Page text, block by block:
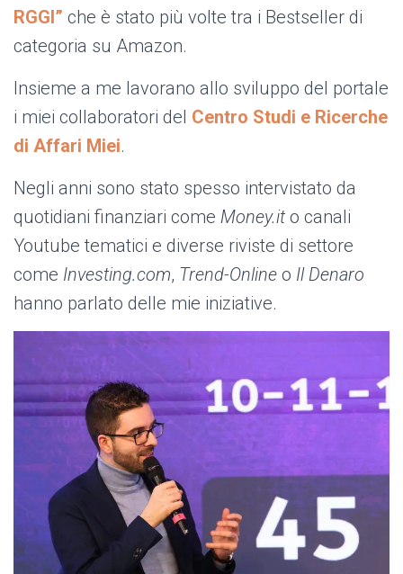
RGGI” che è stato più volte tra i Bestseller di
categoria su Amazon.
Insieme a me lavorano allo sviluppo del portale
i miei collaboratori del Centro Studi e Ricerche
di Affari Miei.
Negli anni sono stato spesso intervistato da
quotidiani finanziari come Money.it o canali
Youtube tematici e diverse riviste di settore
come Investing.com, Trend-Online o Il Denaro
hanno parlato delle mie iniziative.